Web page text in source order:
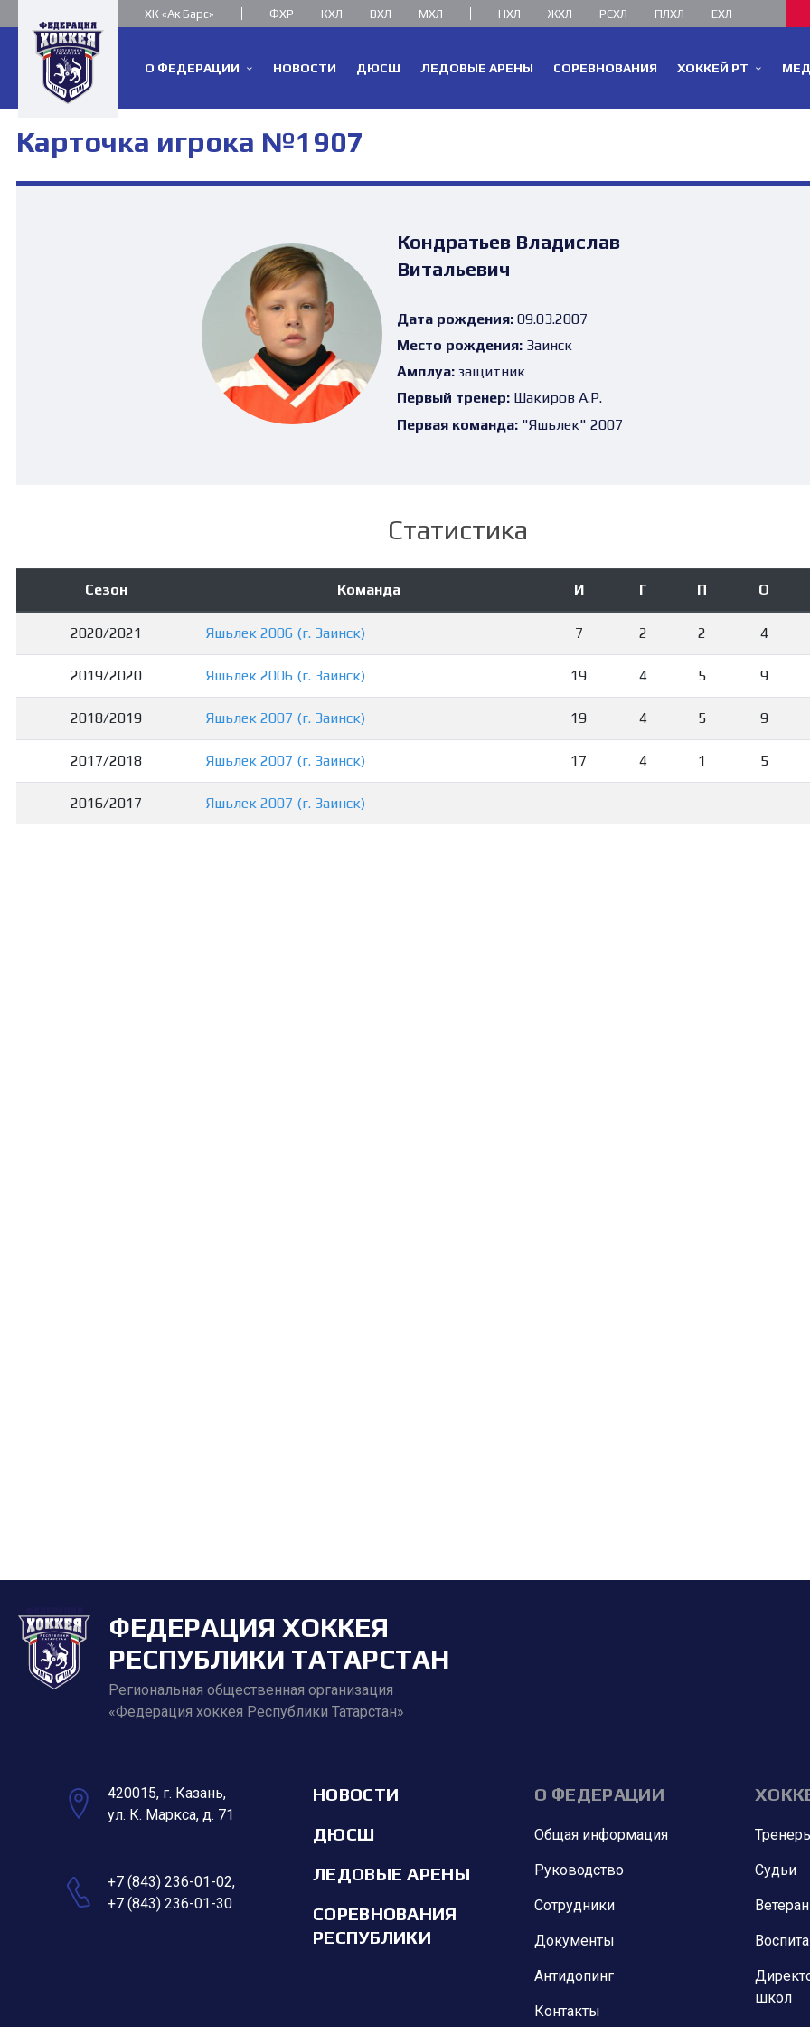
ХК «Ак Барс» ФХР КХЛ ВХЛ МХЛ НХЛ ЖХЛ РСХЛ ПЛХЛ ЕХЛ
О ФЕДЕРАЦИИ НОВОСТИ ДЮСШ ЛЕДОВЫЕ АРЕНЫ СОРЕВНОВАНИЯ ХОККЕЙ РТ
Карточка игрока №1907
Кондратьев Владислав
Витальевич
Дата рождения:09.03.2007
Место рождения:Заинск
Амплуа:защитник
Первый тренер:Шакиров А.Р.
Первая команда:"Яшьлек" 2007
Статистика
Сезон Команда И Г П О
2020/2021 Яшьлек 2006 (г. Заинск) 7 2 2 4
2019/2020 Яшьлек 2006 (г. Заинск) 19 4 5 9
2018/2019 Яшьлек 2007 (г. Заинск) 19 4 5 9
2017/2018 Яшьлек 2007 (г. Заинск) 17 4 1 5
2016/2017 Яшьлек 2007 (г. Заинск) - - - -
ФЕДЕРАЦИЯ ХОККЕЯ
РЕСПУБЛИКИ ТАТАРСТАН
Региональная общественная организация
«Федерация хоккея Республики Татарстан»
420015, г. Казань,
ул. К. Маркса, д. 71
+7 (843) 236-01-02,
+7 (843) 236-01-30
НОВОСТИ
ДЮСШ
ЛЕДОВЫЕ АРЕНЫ
СОРЕВНОВАНИЯ
РЕСПУБЛИКИ
О ФЕДЕРАЦИИ
Общая информация
Руководство
Сотрудники
Документы
Антидопинг
Контакты
Судьи
школ